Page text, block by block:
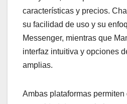
características y precios.
su facilidad de uso y su
Messenger, mientras que
interfaz intuitiva y opciones
amplias.
Ambas plataformas permiten